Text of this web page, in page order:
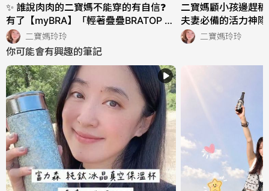
✨ 誰說肉肉的二寶媽不能穿的有自信❓
有了【myBRA】「輕著疊疊BRATOP &
撩波疊疊無鋼圈內衣」，讓我更會穿搭
✨
二寶媽玲玲
二寶媽顧小孩邊趕稿
夫妻必備的活力神
health 好健康】
二寶媽玲玲
你可能會有興趣的筆記